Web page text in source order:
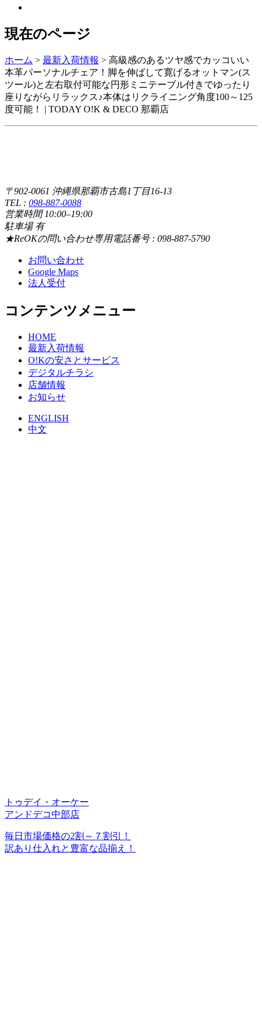
現在のページ
ホーム > 最新入荷情報 > 高級感のあるツヤ感でカッコいい
本革パーソナルチェア！脚を伸ばして寛げるオットマン(ス
ツール)と左右取付可能な円形ミニテーブル付きでゆったり
座りながらリラックス♪本体はリクライニング角度100～125
度可能！ | TODAY O!K & DECO 那覇店
〒902-0061 沖縄県那覇市古島1丁目16-13
TEL : 098-887-0088
営業時間 10:00–19:00
駐車場 有
★ReOKの問い合わせ専用電話番号 : 098-887-5790
お問い合わせ
Google Maps
法人受付
コンテンツメニュー
HOME
最新入荷情報
O!Kの安さとサービス
デジタルチラシ
店舗情報
お知らせ
ENGLISH
中文
トゥデイ・オーケー
アンドデコ中部店
毎日市場価格の2割～７割引！
訳あり仕入れと豊富な品揃え！